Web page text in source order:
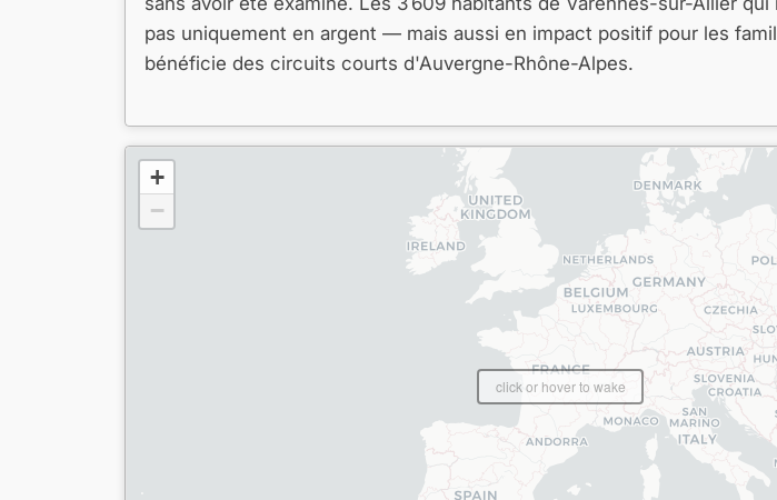
pas uniquement en argent — mais aussi en impact positif pour les
bénéficie des circuits courts d'Auvergne-Rhône-Alpes.
+
−
click or hover to wake